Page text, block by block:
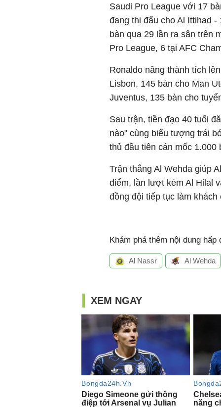
Saudi Pro League với 17
đang thi đấu cho Al Ittihad
bàn qua 29 lần ra sân trên
Pro League, 6 tại AFC
Ronaldo nâng thành tích
Lisbon, 145 bàn cho Man
Juventus, 135 bàn cho
Sau trận, tiền đạo 40 tuổi
nào" cùng biểu tượng trái
thủ đầu tiên cán mốc 1.000
Trận thắng Al Wehda giúp
điểm, lần lượt kém Al Hilal
đồng đội tiếp tục làm
Khám phá thêm nội dung
Al Nassr Al Wehda